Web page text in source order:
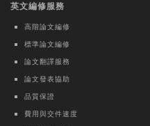
英文編修服務
高階論文編修
標準論文編修
論文翻譯服務
論文發表協助
品質保證
費用與交件速度